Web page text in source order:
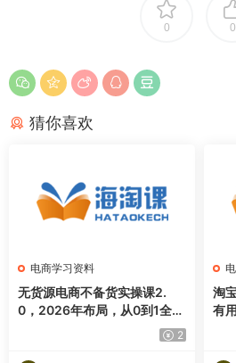
0 0
猜你喜欢
电商学习资料
无货源电商不备货实操课2.
0，2026年布局，从0到1全网
2
淘
有
新